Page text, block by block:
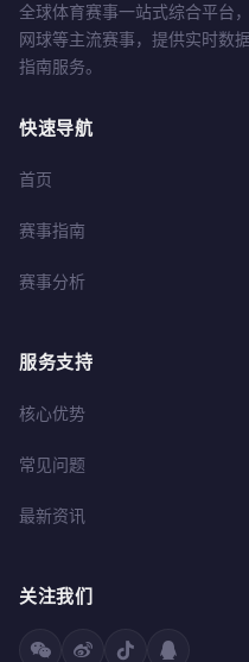
全球体育赛事一站式综合平台
网球等主流赛事，提供实时数
指南服务。
快速导航
首页
赛事指南
赛事分析
服务支持
核心优势
常见问题
最新资讯
关注我们